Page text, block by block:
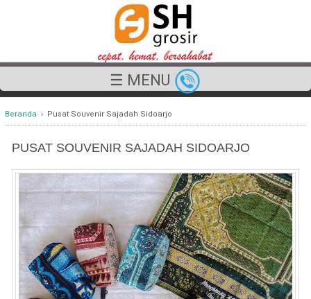
☰ MENU
Beranda › Pusat Souvenir Sajadah Sidoarjo
PUSAT SOUVENIR SAJADAH SIDOARJO